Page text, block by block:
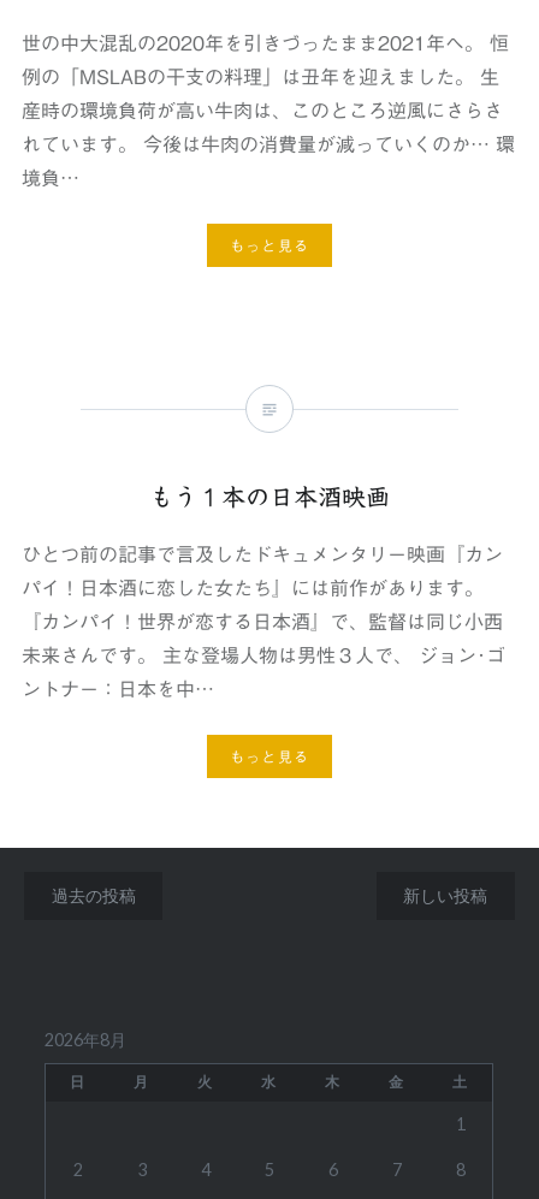
世の中大混乱の2020年を引きづったまま2021年へ。 恒
例の「MSLABの干支の料理」は丑年を迎えました。 生
産時の環境負荷が高い牛肉は、このところ逆風にさらさ
れています。 今後は牛肉の消費量が減っていくのか… 環
境負…
もっと見る
もう１本の日本酒映画
ひとつ前の記事で言及したドキュメンタリー映画『カン
パイ！日本酒に恋した女たち』には前作があります。
『カンパイ！世界が恋する日本酒』で、監督は同じ小西
未来さんです。 主な登場人物は男性３人で、 ジョン･ゴ
ントナー：日本を中…
もっと見る
投
ゲ
過去の投稿 新しい投稿
2026年8月
日 月 火 水 木 金 土
1
2 3 4 5 6 7 8